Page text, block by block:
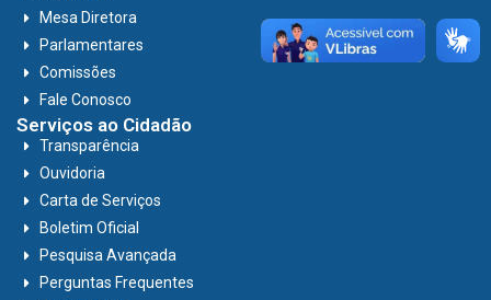
Mesa Diretora
Parlamentares
Comissões
Fale Conosco
Serviços ao Cidadão
Transparência
Ouvidoria
Carta de Serviços
Boletim Oficial
Pesquisa Avançada
Perguntas Frequentes